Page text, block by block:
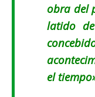
obra del
latido
el